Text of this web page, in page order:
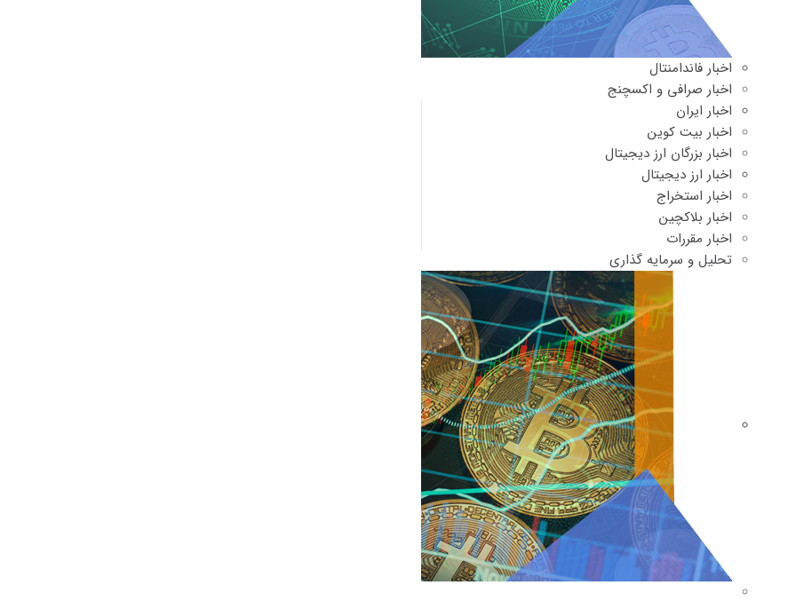
اخبار فاندامنتال
اخبار صرافی و اکسچنج
اخبار ایران
اخبار بیت کوین
اخبار بزرگان ارز دیجیتال
اخبار ارز دیجیتال
اخبار استخراج
اخبار بلاکچین
اخبار مقررات
تحلیل و سرمایه گذاری